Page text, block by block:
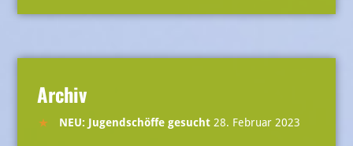
Archiv
NEU: Jugendschöffe gesucht 28. Februar 2023